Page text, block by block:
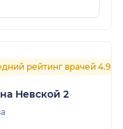
рейтинг врачей 4.9
Невской 2